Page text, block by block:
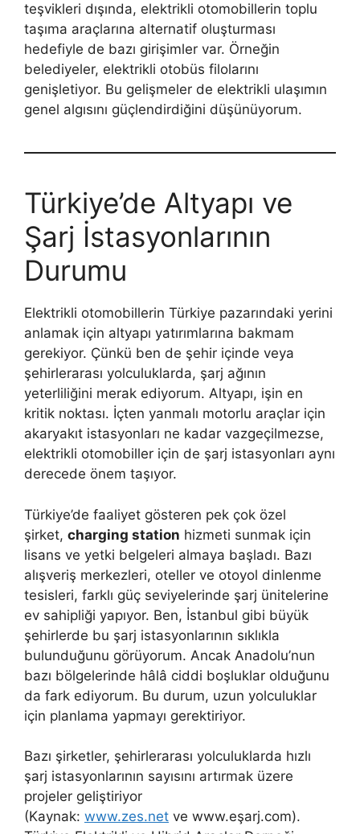
teşvikleri dışında, elektrikli otomobillerin toplu
taşıma araçlarına alternatif oluşturması
hedefiyle de bazı girişimler var. Örneğin
belediyeler, elektrikli otobüs filolarını
genişletiyor. Bu gelişmeler de elektrikli ulaşımın
genel algısını güçlendirdiğini düşünüyorum.
Türkiye’de Altyapı ve
Şarj İstasyonlarının
Durumu
Elektrikli otomobillerin Türkiye pazarındaki yerini
anlamak için altyapı yatırımlarına bakmam
gerekiyor. Çünkü ben de şehir içinde veya
şehirlerarası yolculuklarda, şarj ağının
yeterliliğini merak ediyorum. Altyapı, işin en
kritik noktası. İçten yanmalı motorlu araçlar için
akaryakıt istasyonları ne kadar vazgeçilmezse,
elektrikli otomobiller için de şarj istasyonları aynı
derecede önem taşıyor.
Türkiye’de faaliyet gösteren pek çok özel
şirket, charging station hizmeti sunmak için
lisans ve yetki belgeleri almaya başladı. Bazı
alışveriş merkezleri, oteller ve otoyol dinlenme
tesisleri, farklı güç seviyelerinde şarj ünitelerine
ev sahipliği yapıyor. Ben, İstanbul gibi büyük
şehirlerde bu şarj istasyonlarının sıklıkla
bulunduğunu görüyorum. Ancak Anadolu’nun
bazı bölgelerinde hâlâ ciddi boşluklar olduğunu
da fark ediyorum. Bu durum, uzun yolculuklar
için planlama yapmayı gerektiriyor.
Bazı şirketler, şehirlerarası yolculuklarda hızlı
şarj istasyonlarının sayısını artırmak üzere
projeler geliştiriyor
(Kaynak: www.zes.net ve www.eşarj.com).